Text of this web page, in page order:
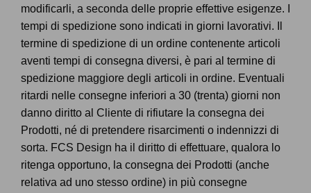
modificarli, a seconda delle proprie effettive esigenze. I
tempi di spedizione sono indicati in giorni lavorativi. Il
termine di spedizione di un ordine contenente articoli
aventi tempi di consegna diversi, è pari al termine di
spedizione maggiore degli articoli in ordine. Eventuali
ritardi nelle consegne inferiori a 30 (trenta) giorni non
danno diritto al Cliente di rifiutare la consegna dei
Prodotti, né di pretendere risarcimenti o indennizzi di
sorta. FCS Design ha il diritto di effettuare, qualora lo
ritenga opportuno, la consegna dei Prodotti (anche
relativa ad uno stesso ordine) in più consegne